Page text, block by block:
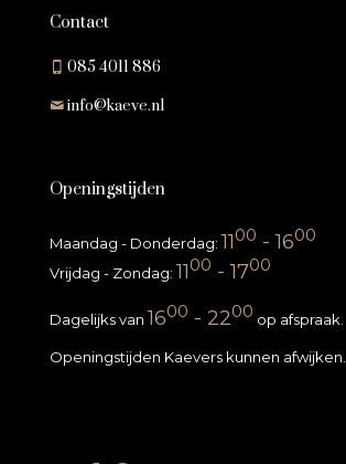
Contact
085 4011 886
info@kaeve.nl
Openingstijden
Maandag - Donderdag: 1100 - 1600
Vrijdag - Zondag: 1100 - 1700
Dagelijks van 1600 - 2200 op afspraak.
Openingstijden Kaevers kunnen afwijken.